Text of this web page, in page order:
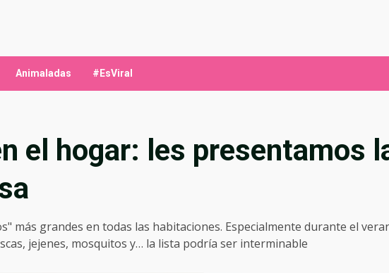
Animaladas #EsViral
el hogar: les presentamos
más grandes en todas las habitaciones. Especialmente durante el
jejenes, mosquitos y… la lista podría ser interminable